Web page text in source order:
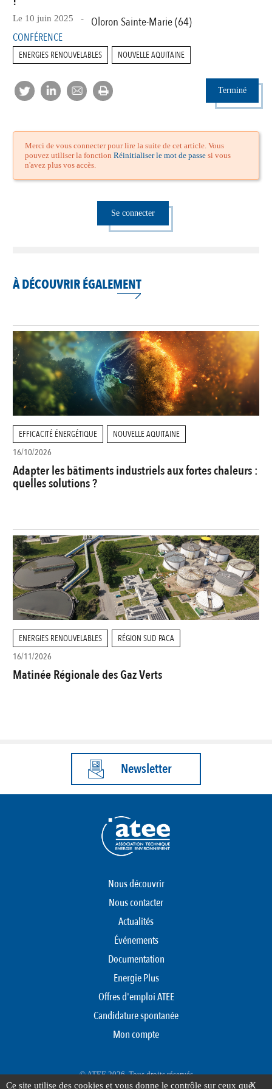
Le 10 juin 2025 - Oloron Sainte-Marie (64)
CONFÉRENCE
ENERGIES RENOUVELABLES NOUVELLE AQUITAINE
Terminé
Merci de vous connecter pour lire la suite de cet article. Vous
pouvez utiliser la fonctionRéinitialiser le mot de passe si vous
n'avez plus vos accès.
Se connecter
À DÉCOUVRIR ÉGALEMENT
EFFICACITÉ ÉNERGÉTIQUE
NOUVELLE AQUITAINE
16/10/2026
Adapter les bâtiments industriels aux fortes chaleurs :
quelles solutions ?
ENERGIES RENOUVELABLES
RÉGION SUD PACA
16/11/2026
Matinée Régionale des Gaz Verts
Newsletter
Nous découvrir
Nous contacter
Actualités
Événements
Documentation
Energie Plus
Offres d'emploi ATEE
Candidature spontanée
Mon compte
© ATEE 2026. Tous droits réservés
X
Ce site utilise des cookies et vous donne le contrôle sur ceux que